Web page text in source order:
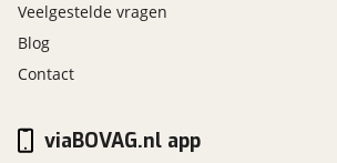
Veelgestelde vragen
Blog
Contact
viaBOVAG.nl app